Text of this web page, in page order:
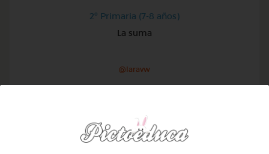
2º Primaria (7-8 años)
La suma
@Iaravw